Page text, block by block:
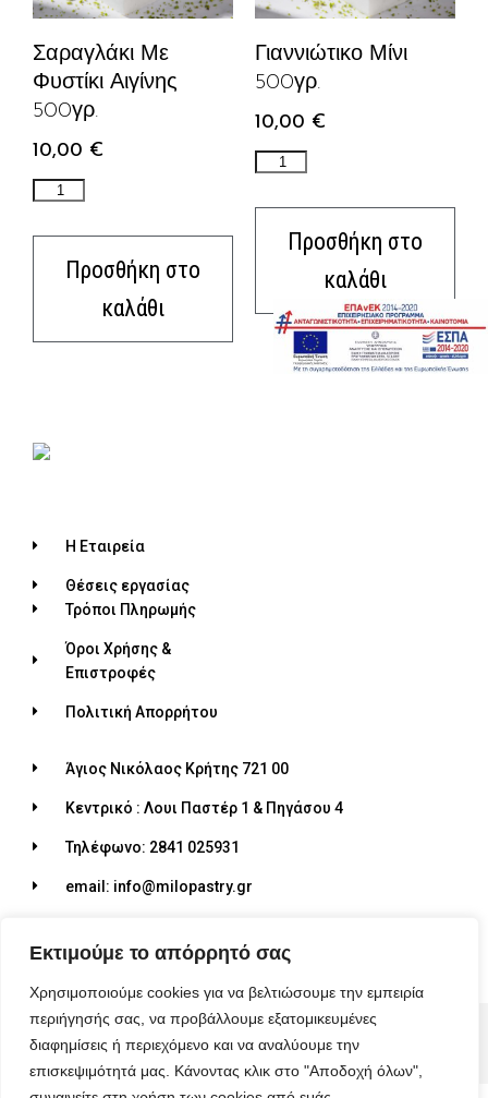
Εκτιμούμε το απόρρητό σας
Χρησιμοποιούμε cookies για να βελτιώσουμε την εμπειρία
περιήγησής σας, να προβάλλουμε εξατομικευμένες
διαφημίσεις ή περιεχόμενο και να αναλύουμε την
επισκεψιμότητά μας. Κάνοντας κλικ στο "Αποδοχή όλων",
Σαραγλάκι Με
Φυστίκι Αιγίνης
500γρ.
10,00 €
Προσθήκη στο
καλάθι
Γιαννιώτικο Μίνι
500γρ.
10,00 €
Προσθήκη στο
καλάθι
Η Εταιρεία
Θέσεις εργασίας
Τρόποι Πληρωμής
Όροι Χρήσης &
Επιστροφές
Πολιτική Απορρήτου
Άγιος Νικόλαος Κρήτης 721 00
Κεντρικό : Λουι Παστέρ 1 & Πηγάσου 4
Τηλέφωνο: 2841 025931
email: info@milopastry.gr
© 2026 ALL RIGHTS RESERVED​